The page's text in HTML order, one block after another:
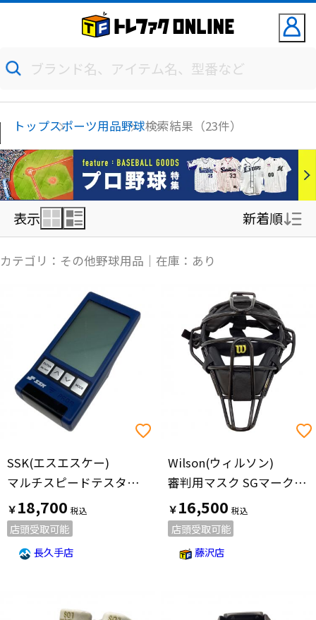
トップスポーツ用品野球検索結果（23件）
表示 新着順
新着順
価格の安い順
価格の高い順
カテゴリ：その他野球用品｜在庫：あり
SSK(エスエスケー)
マルチスピードテスターⅣ
￥18,700
店頭受取可能
長久手店
Wilson(ウィルソン)
審判用マスク SGマーク入り ブラック
￥16,500
店頭受取可能
藤沢店